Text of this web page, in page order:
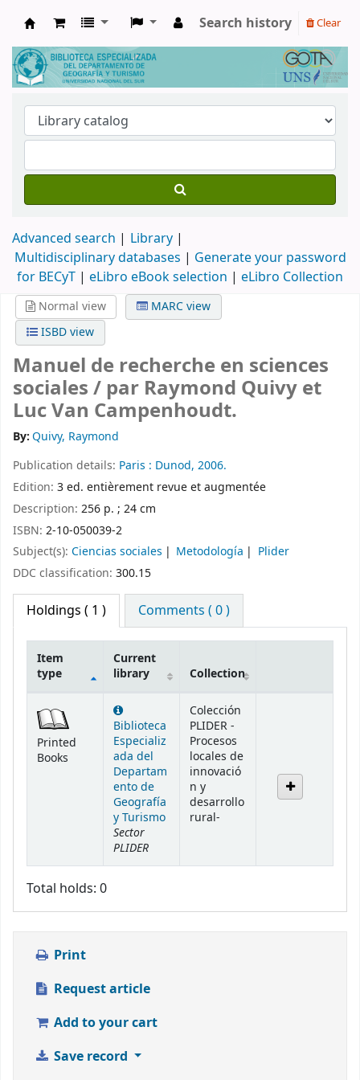
Biblioteca de Geografía y Turismo
Search history Clear
Advanced search
Library
Multidisciplinary databases | Generate your password
for BECyT | eLibro eBook selection | eLibro Collection
Normal view
MARC view
ISBD view
Manuel de recherche en sciences
sociales / par Raymond Quivy et
Luc Van Campenhoudt.
By:Quivy, Raymond
Publication details: Paris : Dunod, 2006.
Edition: 3 ed. entièrement revue et augmentée
Description: 256 p. ; 24 cm
ISBN: 2-10-050039-2
Subject(s): Ciencias sociales Metodología
Plider
DDC classification: 300.15
Holdings ( 1 ) Comments ( 0 )
Item
type
Current
library
Collection
Printed
Books
Biblioteca
Especializ
ada del
Departam
ento de
Geografía
y Turismo
Sector
PLIDER
Colección
PLIDER -
Procesos
locales de
innovació
n y
desarrollo
rural-
Total holds: 0
Print
Request article
Add to your cart
Save record